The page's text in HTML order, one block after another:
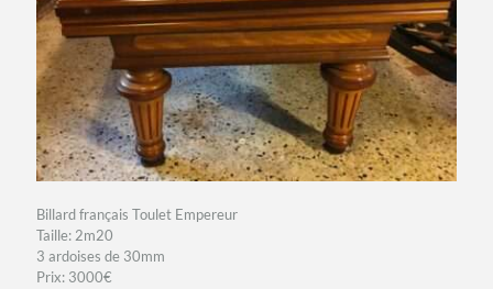
Billard français Toulet Empereur
Taille: 2m20
3 ardoises de 30mm
Prix: 3000€